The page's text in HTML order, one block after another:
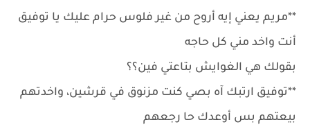
**مريم يعني إيه أروح من غير فلوس حرام عليك يا توفيق
أنت واخد مني كل حاجه
بقولك هي الغوايش بتاعتي فين؟؟
**توفيق ارتبك آه بصي كنت مزنوق في قرشين، واخدتهم
بيعتهم بس أوعدك حا رجعهم